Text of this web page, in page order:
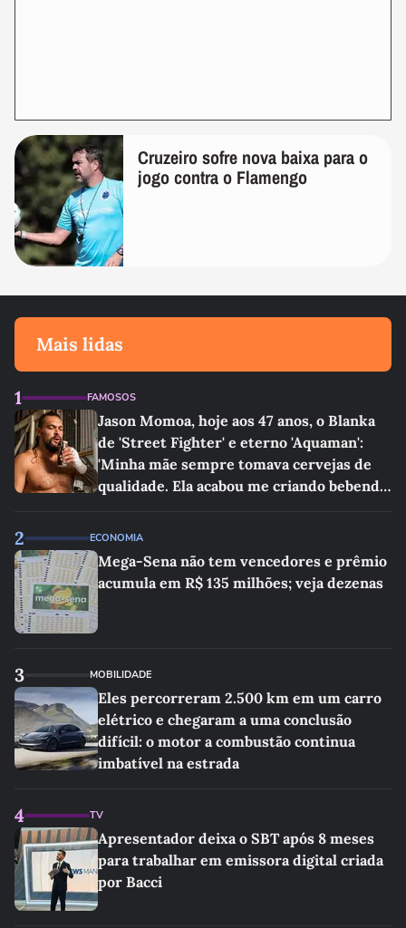
Cruzeiro sofre nova baixa para o
jogo contra o Flamengo
Mais lidas
1 FAMOSOS
Jason Momoa, hoje aos 47 anos, o Blanka
de 'Street Fighter' e eterno 'Aquaman':
'Minha mãe sempre tomava cervejas de
qualidade. Ela acabou me criando bebendo
2 ECONOMIA
Mega-Sena não tem vencedores e prêmio
acumula em R$ 135 milhões; veja dezenas
3 MOBILIDADE
Eles percorreram 2.500 km em um carro
elétrico e chegaram a uma conclusão
difícil: o motor a combustão continua
imbatível na estrada
4 TV
Apresentador deixa o SBT após 8 meses
para trabalhar em emissora digital criada
por Bacci